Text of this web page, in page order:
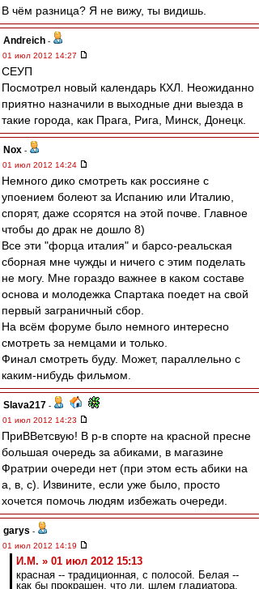
В чём разница? Я не вижу, ты видишь.
Andreich -
01 июл 2012 14:27
СЕУП
Посмотрел новый календарь КХЛ. Неожиданно
приятно назначили в выходные дни выезда в
такие города, как Прага, Рига, Минск, Донецк.
Nox -
01 июл 2012 14:24
Немного дико смотреть как россияне с
упоением болеют за Испанию или Италию,
спорят, даже ссорятся на этой почве. Главное
чтобы до драк не дошло 8)
Все эти "форца италия" и барсо-реальская
сборная мне чужды и ничего с этим поделать
не могу. Мне гораздо важнее в каком составе
основа и молодежка Спартака поедет на свой
первый заграничный сбор.
На всём форуме было немного интересно
смотреть за немцами и только.
Финал смотреть буду. Может, параллельно с
каким-нибудь фильмом.
Slava217 -
01 июл 2012 14:23
ПриВВетсвую! В р-в спорте на красной пресне
большая очередь за абиками, в магазине
Фратрии очереди нет (при этом есть абики на
а, в, с). Извините, если уже было, просто
хочется помочь людям избежать очереди.
garys -
01 июл 2012 14:19
И.М. » 01 июл 2012 15:13
красная -- традиционная, с полосой. Белая --
как бы прокрашен, что ли, шлем гладиатора.